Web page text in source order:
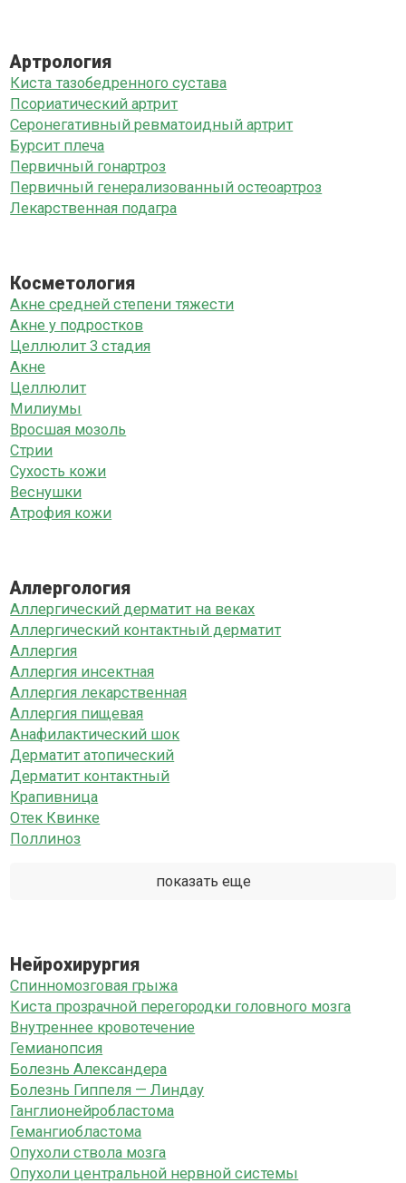
Артрология
Киста тазобедренного сустава
Псориатический артрит
Серонегативный ревматоидный артрит
Бурсит плеча
Первичный гонартроз
Первичный генерализованный остеоартроз
Лекарственная подагра
Косметология
Акне средней степени тяжести
Акне у подростков
Целлюлит 3 стадия
Акне
Целлюлит
Милиумы
Вросшая мозоль
Стрии
Сухость кожи
Веснушки
Атрофия кожи
Аллергология
Аллергический дерматит на веках
Аллергический контактный дерматит
Аллергия
Аллергия инсектная
Аллергия лекарственная
Аллергия пищевая
Анафилактический шок
Дерматит атопический
Дерматит контактный
Крапивница
Отек Квинке
Поллиноз
показать еще
Нейрохирургия
Спинномозговая грыжа
Киста прозрачной перегородки головного мозга
Внутреннее кровотечение
Гемианопсия
Болезнь Александера
Болезнь Гиппеля — Линдау
Ганглионейробластома
Гемангиобластома
Опухоли ствола мозга
Опухоли центральной нервной системы